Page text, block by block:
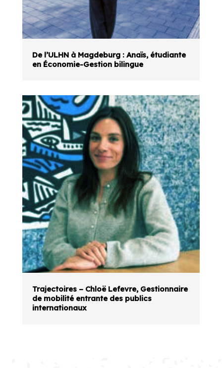
De l’ULHN à Magdeburg : Anaïs, étudiante
en Économie-Gestion bilingue
Trajectoires – Chloë Lefevre, Gestionnaire
de mobilité entrante des publics
internationaux